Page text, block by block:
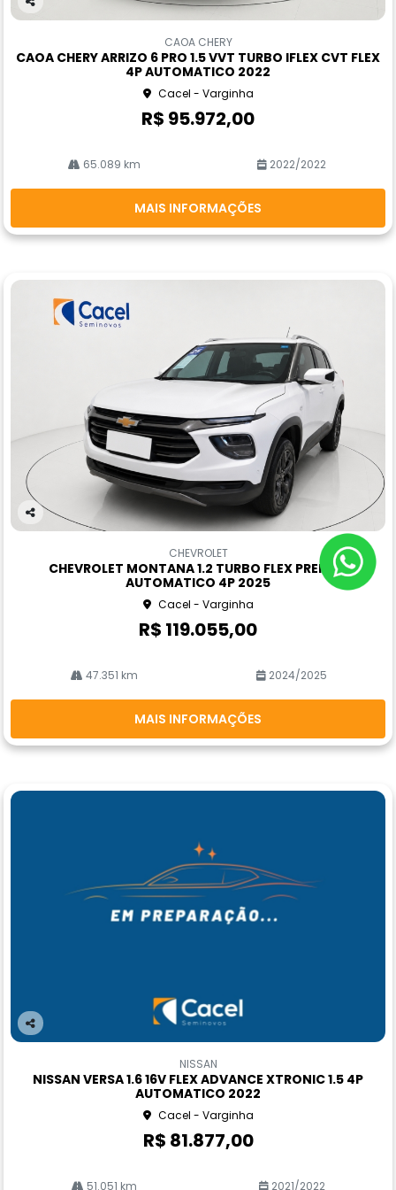
Co
rtil
CAOA CHERY
CAOA CHERY ARRIZO 6 PRO 1.5 VVT TURBO IFLEX CVT FLEX
4P AUTOMATICO 2022
Cacel - Varginha
R$ 95.972,00
65.089 km 2022/2022
MAIS INFORMAÇÕES
Co
CHEVROLET
CHEVROLET MONTANA 1.2 TURBO FLEX PREMIER
AUTOMATICO 4P 2025
Cacel - Varginha
R$ 119.055,00
47.351 km 2024/2025
MAIS INFORMAÇÕES
Co
rtil
NISSAN
NISSAN VERSA 1.6 16V FLEX ADVANCE XTRONIC 1.5 4P
AUTOMATICO 2022
Cacel - Varginha
R$ 81.877,00
51.051 km 2021/2022